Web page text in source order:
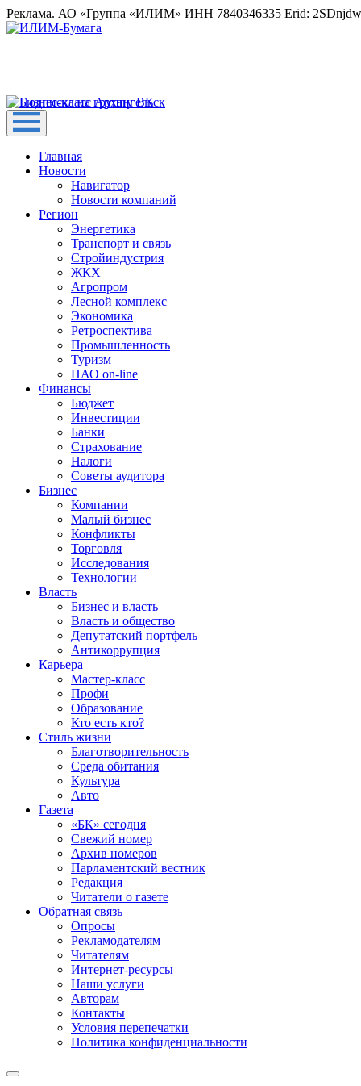
Реклама. АО «Группа «ИЛИМ» ИНН 7840346335 Erid:
Главная
Новости
Навигатор
Новости компаний
Регион
Энергетика
Транспорт и связь
Стройиндустрия
ЖКХ
Агропром
Лесной комплекс
Экономика
Ретроспектива
Промышленность
Туризм
НАО on-line
Финансы
Бюджет
Инвестиции
Банки
Страхование
Налоги
Советы аудитора
Бизнес
Компании
Малый бизнес
Конфликты
Торговля
Исследования
Технологии
Власть
Бизнес и власть
Власть и общество
Депутатский портфель
Антикоррупция
Карьера
Мастер-класс
Профи
Образование
Кто есть кто?
Стиль жизни
Благотворительность
Среда обитания
Культура
Авто
Газета
«БК» сегодня
Свежий номер
Архив номеров
Парламентский вестник
Редакция
Читатели о газете
Обратная связь
Опросы
Рекламодателям
Читателям
Интернет-ресурсы
Наши услуги
Авторам
Контакты
Условия перепечатки
Политика конфиденциальности